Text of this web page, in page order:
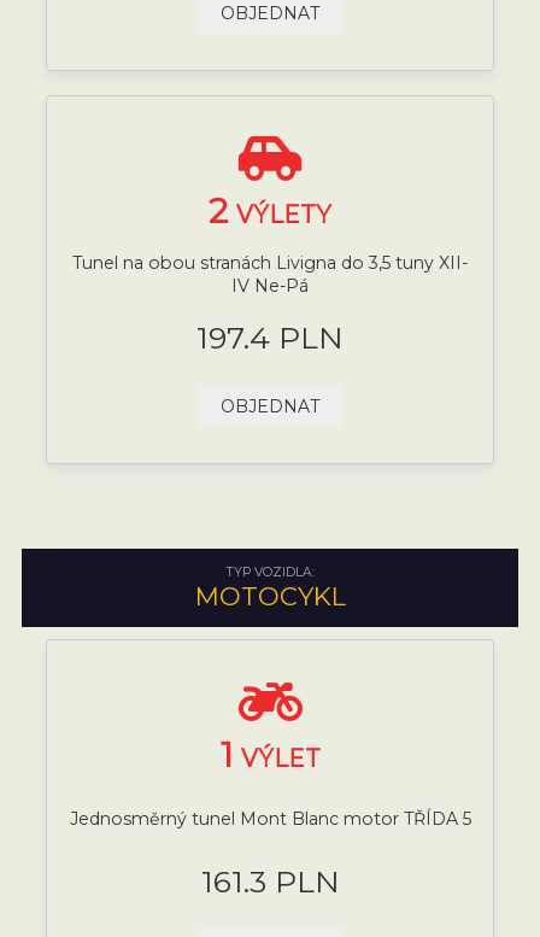
OBJEDNAT
2 VÝLETY
Tunel na obou stranách Livigna do 3,5 tuny XII-
IV Ne-Pá
197.4 PLN
OBJEDNAT
TYP VOZIDLA:
MOTOCYKL
1 VÝLET
Jednosměrný tunel Mont Blanc motor TŘÍDA 5
161.3 PLN